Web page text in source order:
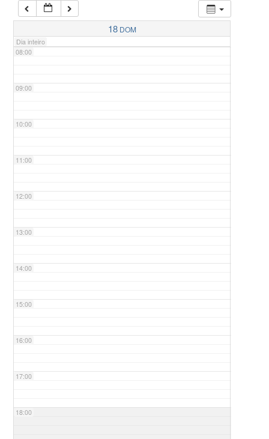
18 DOM
Dia inteiro
07:00
08:00
09:00
10:00
11:00
12:00
13:00
14:00
15:00
16:00
17:00
18:00